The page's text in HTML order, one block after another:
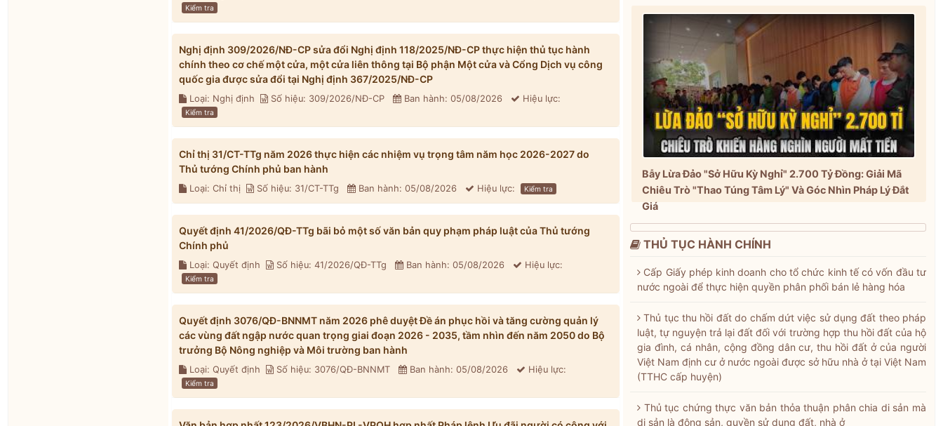
Kiểm tra
Nghị định 309/2026/NĐ-CP sửa đổi Nghị định 118/2025/NĐ-CP thực hiện thủ tục hành
chính theo cơ chế một cửa, một cửa liên thông tại Bộ phận Một cửa và Cổng Dịch vụ công
quốc gia được sửa đổi tại Nghị định 367/2025/NĐ-CP
Loại: Nghị định Số hiệu: 309/2026/NĐ-CP Ban hành: 05/08/2026 Hiệu lực:
Kiểm tra
Chỉ thị 31/CT-TTg năm 2026 thực hiện các nhiệm vụ trọng tâm năm học 2026-2027 do
Thủ tướng Chính phủ ban hành
Loại: Chỉ thị Số hiệu: 31/CT-TTg Ban hành: 05/08/2026 Hiệu lực: Kiểm tra
Quyết định 41/2026/QĐ-TTg bãi bỏ một số văn bản quy phạm pháp luật của Thủ tướng
Chính phủ
Loại: Quyết định Số hiệu: 41/2026/QĐ-TTg Ban hành: 05/08/2026 Hiệu lực:
Kiểm tra
Quyết định 3076/QĐ-BNNMT năm 2026 phê duyệt Đề án phục hồi và tăng cường quản lý
các vùng đất ngập nước quan trọng giai đoạn 2026 - 2035, tầm nhìn đến năm 2050 do Bộ
trưởng Bộ Nông nghiệp và Môi trường ban hành
Loại: Quyết định Số hiệu: 3076/QĐ-BNNMT Ban hành: 05/08/2026 Hiệu lực:
Kiểm tra
Bẫy Lừa Đảo "Sở Hữu Kỳ Nghỉ" 2.700 Tỷ Đồng: Giải Mã
Chiêu Trò "Thao Túng Tâm Lý" Và Góc Nhìn Pháp Lý Đắt
Giá
THỦ TỤC HÀNH CHÍNH
Cấp Giấy phép kinh doanh cho tổ chức kinh tế có vốn đầu tư
nước ngoài để thực hiện quyền phân phối bán lẻ hàng hóa
Thủ tục thu hồi đất do chấm dứt việc sử dụng đất theo pháp
luật, tự nguyện trả lại đất đối với trường hợp thu hồi đất của hộ
gia đình, cá nhân, cộng đồng dân cư, thu hồi đất ở của người
Việt Nam định cư ở nước ngoài được sở hữu nhà ở tại Việt Nam
(TTHC cấp huyện)
Thủ tục chứng thực văn bản thỏa thuận phân chia di sản mà
di sản là động sản, quyền sử dụng đất, nhà ở